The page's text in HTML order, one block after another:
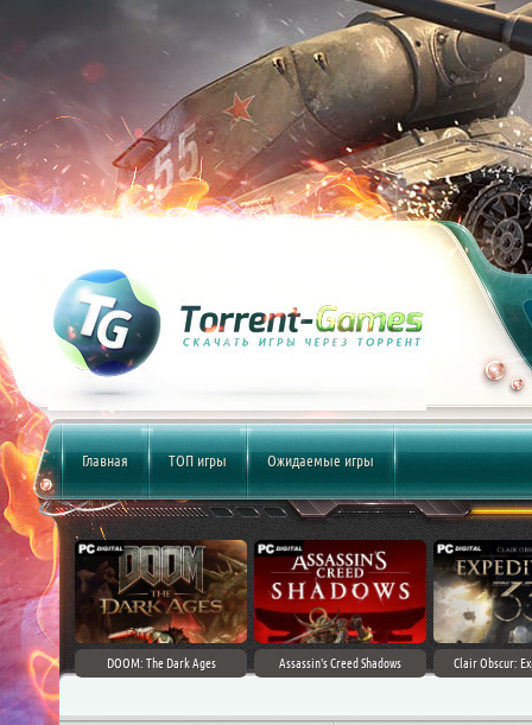
Главная ТОП игры Ожидаемые игры
DOOM: The Dark Ages Assassin's Creed Shadows Clair Obscur: